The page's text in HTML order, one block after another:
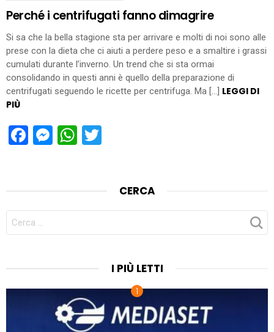
Perché i centrifugati fanno dimagrire
Si sa che la bella stagione sta per arrivare e molti di noi sono alle
prese con la dieta che ci aiuti a perdere peso e a smaltire i grassi
cumulati durante l’inverno. Un trend che si sta ormai
consolidando in questi anni è quello della preparazione di
centrifugati seguendo le ricette per centrifuga. Ma […] LEGGI DI
PIÙ
Facebook
Messenger
WhatsApp
CERCA
CERCA
PER:
I PIÙ LETTI